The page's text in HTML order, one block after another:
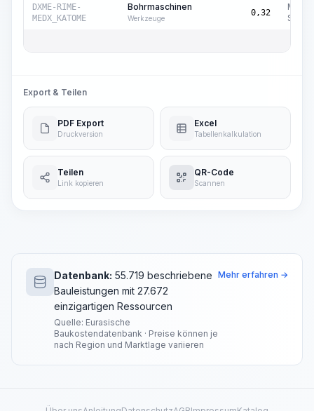
DXME-RIME-
MEDX_KATOME
Bohrmaschinen
Werkzeuge
0,32
Std.
Export & Teilen
PDF Export
Druckversion
Excel
Tabellenkalkulation
Teilen
Link kopieren
QR-Code
Scannen
Datenbank: 55.719 beschriebene
Bauleistungen mit 27.672
einzigartigen Ressourcen
Quelle: Eurasische
Baukostendatenbank · Preise können je
nach Region und Marktlage variieren
Mehr erfahren →